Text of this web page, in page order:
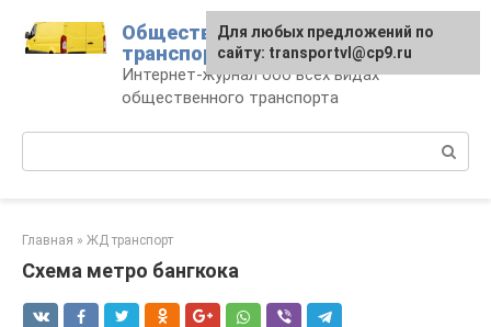
контенту
Общественный
транспорт
Интернет-журнал обо всех видах
общественного транспорта
Главная » ЖД транспорт
Схема метро бангкока
Для любых предложений по
сайту: transportvl@cp9.ru